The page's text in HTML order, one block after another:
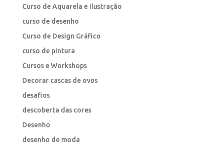
Curso de Aquarela e Ilustração
curso de desenho
Curso de Design Gráfico
curso de pintura
Cursos e Workshops
Decorar cascas de ovos
desafios
descoberta das cores
Desenho
desenho de moda